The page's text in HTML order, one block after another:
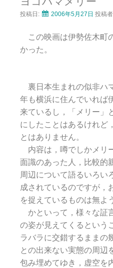
ン
ツ
ス
キ
投稿日: 2006年5月27日 投稿
この映画は伊勢佐木町
かった。
裏日本生まれの似非ハ
年も横浜に住んでいれば
来ているし，「メリー」
にしたことはあるけれど
とはありません。
内容は，噂でしかメリ
面識のあった人，比較的
周辺について語るいろい
成されているのですが，
を捉えているものは無よ
かといって，様々な証
の姿が見えてくるという
ラバラに交錯するままの
との出来ない実態の周辺
包み埋めてゆき，虚空を